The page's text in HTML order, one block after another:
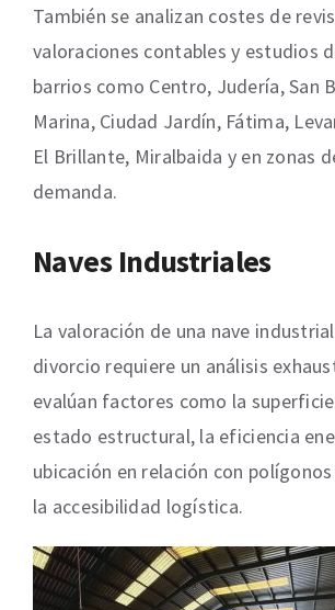
También se analizan costes de
valoraciones contables y estudios
barrios como Centro, Judería, San
Marina, Ciudad Jardín, Fátima,
El Brillante, Miralbaida y en zonas
demanda.
Naves Industriales
La valoración de una nave
divorcio requiere un análisis
evalúan factores como la
estado estructural, la eficiencia
ubicación en relación con
la accesibilidad logística.